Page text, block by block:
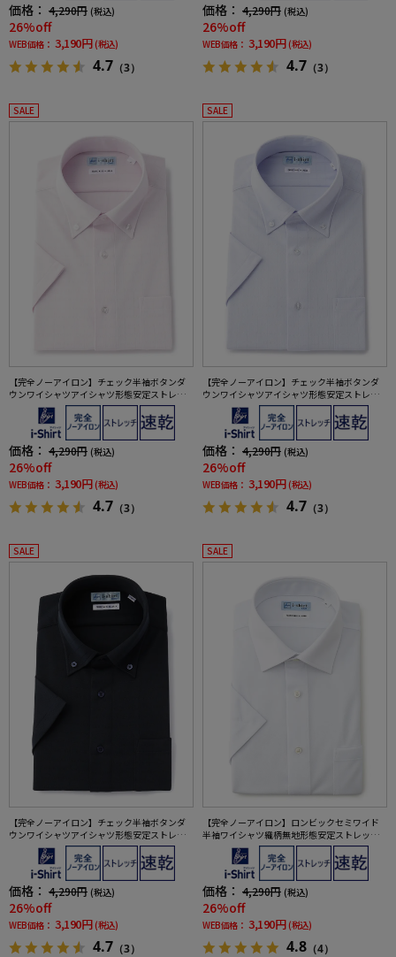
価格： 4,290円 (税込)
26%off
WEB価格： 3,190円 (税込)
4.7 （3）
価格： 4,290円 (税込)
26%off
WEB価格： 3,190円 (税込)
4.7 （3）
SALE
【完全ノーアイロン】チェック半袖ボタンダ
ウンワイシャツアイシャツ形態安定ストレッ
チ吸水速乾春夏
価格： 4,290円 (税込)
26%off
WEB価格： 3,190円 (税込)
4.7 （3）
SALE
【完全ノーアイロン】チェック半袖ボタンダ
ウンワイシャツアイシャツ形態安定ストレッ
チ吸水速乾春夏
価格： 4,290円 (税込)
26%off
WEB価格： 3,190円 (税込)
4.7 （3）
SALE
【完全ノーアイロン】チェック半袖ボタンダ
ウンワイシャツアイシャツ形態安定ストレッ
チ吸水速乾春夏
価格： 4,290円 (税込)
26%off
WEB価格： 3,190円 (税込)
4.7 （3）
SALE
【完全ノーアイロン】ロンビックセミワイド
半袖ワイシャツ織柄無地形態安定ストレッチ
吸汗速乾ワイシャツ春夏
価格： 4,290円 (税込)
26%off
WEB価格： 3,190円 (税込)
4.8 （4）